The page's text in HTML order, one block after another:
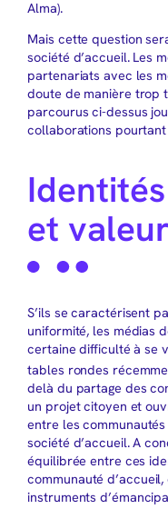
Alma).
Mais cette question
société d’accueil. Les
partenariats avec les
doute de manière trop
parcourus ci-dessus
collaborations
et
S’ils se caractérisent
uniformité, les médias
certaine difficulté à se
tables rondes
delà du partage des
un projet citoyen et
entre les
société d’accueil. A
équilibrée entre ces
communauté
instruments